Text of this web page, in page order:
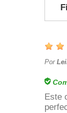
Por
Este